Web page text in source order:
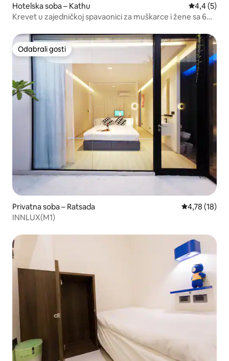
Hotelska soba – Kathu Prosječna
4,4 (5)
Krevet u zajedničkoj spavaonici za muškarce i žene sa 6
Odabrali gosti
Odabrali gosti
Privatna soba – Ratsada Prosječna
4,78 (18)
INNLUX(M1)